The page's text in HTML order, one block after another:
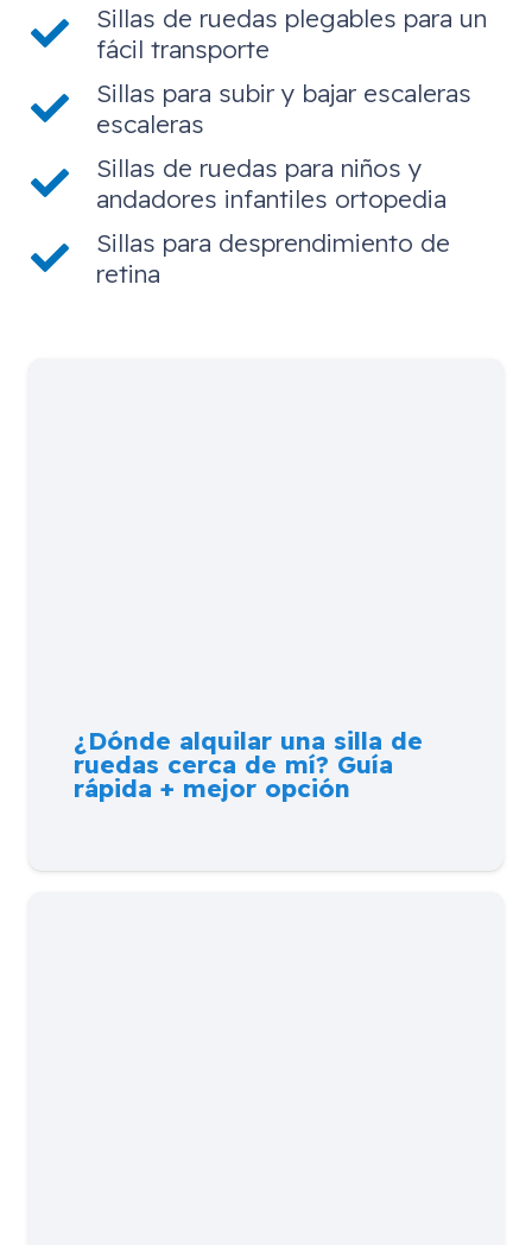
Sillas de ruedas plegables para un
fácil transporte
Sillas para subir y bajar escaleras
escaleras
Sillas de ruedas para niños y
andadores infantiles ortopedia
Sillas para desprendimiento de
retina
¿Dónde alquilar una silla de
ruedas cerca de mí? Guía
rápida + mejor opción